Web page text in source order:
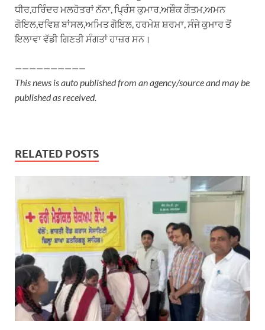
ਧੀਰ,ਹਰਿੰਦਰ ਮਲਹੋਤਰਾਂ ਨੱਨਾ, ਪ੍ਰਿੰਸ ਕੁਮਾਰ,ਅਸ਼ੌਕ ਗੌਤਮ,ਅਮਨ
ਗੋਇਲ,ਦਵਿਸ਼ ਬਾਂਸਲ,ਅਮਿਤ ਗੋਇਲ, ਹਰਮੇਸ਼ ਸ਼ਰਮਾ, ਸੰਜੇ ਕੁਮਾਰ ਤੋਂ
ਇਲਾਵਾ ਵੱਡੀ ਗਿਣਤੀ ਸੰਗਤਾਂ ਹਾਜ਼ਰ ਸਨ।
——————————
This news is auto published from an agency/source and may be
published as received.
RELATED POSTS